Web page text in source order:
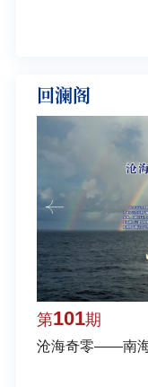
回澜阁
第101期
沧海奇零——南